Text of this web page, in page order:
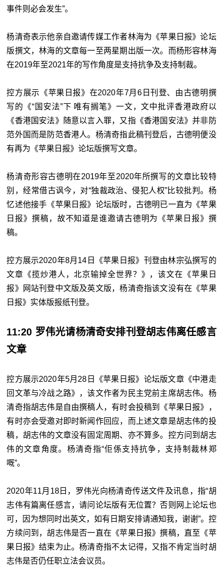
事件则必会发生”。
杨清奇表示他亲自邀请传媒工作者林海为《苹果日报》论坛
版撰文，林海的文章每一至两星期出版一次。而杨形容林海
在2019年至2021年的写作角度是支持抗争及支持制裁。
控方展示《苹果日报》在2020年7月6日刊登、由古德明撰
写的《“国安法”下 唯有搁笔》一文，文中批评香港政府以
《香港国安法》随意以言入罪，又指《香港国安法》并非防
范外国而是防范香港人。杨清奇指此稿刊登后，古德明便没
有再为《苹果日报》论坛版撰写文章。
杨清奇形容古德明在2019年至2020年所撰写的文章比较特
别，经常借古讽今，对“独裁政治、侵犯人权”比较批判。杨
忆述他接手《苹果日报》论坛版时，古德明已一直为《苹果
日报》撰稿，故不知道是谁邀请古德明为《苹果日报》撰
稿。
控方展示2020年8月14日《苹果日报》刊登由林宗弘撰写的
文章《揽炒港人，北京输掉全世界？》，该文在《苹果日
报》网站刊登中文版及英文版，杨清奇指该文没有在《苹果
日报》实体版报纸刊登。
11:20 罗伟光请杨清奇安排刊登胡志伟离任感言
文章
控方展示2020年5月28日《苹果日报》论坛版文章《中港走
回文革与冷战之路》，该文作者为民主党前主席胡志伟。杨
清奇指胡志伟是自由撰稿人，有时会投稿到《苹果日报》，
有时亦会受邀对即时新闻作回应，而上述文章是胡志伟的投
稿，胡志伟的文章没有固定周期、亦不算多。控方问到胡志
伟的文章角度。杨清奇指“佢係支持抗争，支持制裁林郑
嘅”。
2020年11月18日，罗伟光向杨清奇传送文件及讯息，指“胡
志伟有篇离任感言，请问论坛版有无位置？否则网上论坛也
可，因为想同时出英文，如有日期安排请通知我，谢谢”。控
方续问到，胡志伟是否一直在《苹果日报》撰稿，直至《苹
果日报》结束为止。杨清奇指不太记得，又指不肯定当时胡
志伟是否仍任职立法会议员。